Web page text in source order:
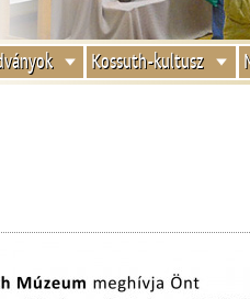
Kossuth-kultusz